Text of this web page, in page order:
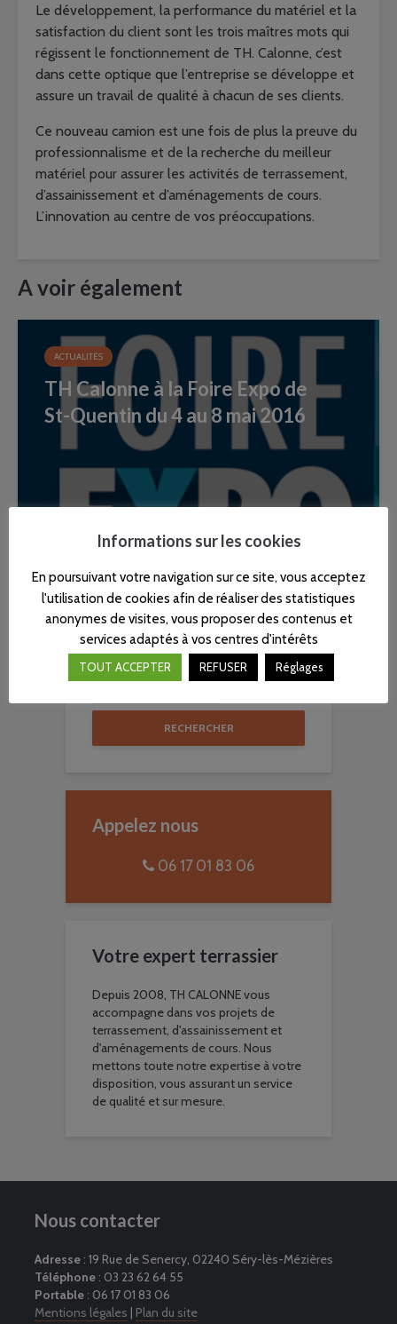
Le développement, la performance du matériel et la
satisfaction du client sont les trois maîtres mots qui
régissent le fonctionnement de TH. Calonne, c’est
dans cette optique que l’entreprise se développe et
assure un travail de qualité à chacun de ses clients.
Ce nouveau camion est une fois de plus la preuve du
professionnalisme et de la recherche du meilleur
matériel pour assurer les activités de terrassement,
d’assainissement et d’aménagements de cours.
L’innovation au centre de vos préoccupations.
A voir également
ACTUALITÉS
TH Calonne à la Foire Expo de
St-Quentin du 4 au 8 mai 2016
Recherche
RECHERCHER
Appelez nous
06 17 01 83 06
Votre expert terrassier
Depuis 2008, TH CALONNE vous
accompagne dans vos projets de
terrassement, d'assainissement et
d'aménagements de cours. Nous
mettons toute notre expertise à votre
disposition, vous assurant un service
de qualité et sur mesure.
Nous contacter
Adresse : 19 Rue de Senercy, 02240 Séry-lès-Mézières
Téléphone : 03 23 62 64 55
Portable : 06 17 01 83 06
Mentions légales | Plan du site
Informations sur les cookies
En poursuivant votre navigation sur ce site, vous acceptez
l'utilisation de cookies afin de réaliser des statistiques
anonymes de visites, vous proposer des contenus et
services adaptés à vos centres d'intérêts
TOUT ACCEPTER REFUSER Réglages